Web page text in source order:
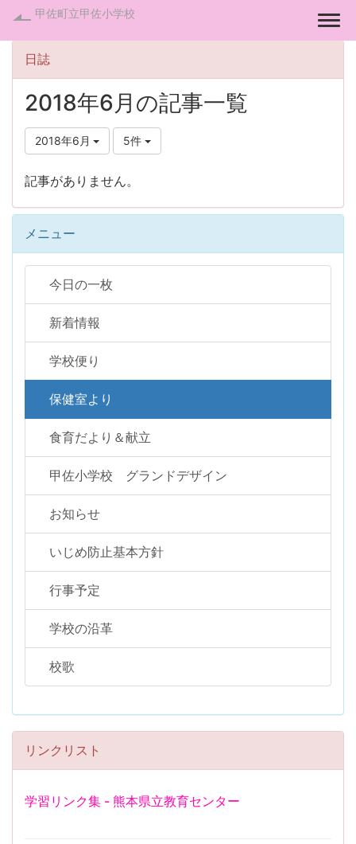
甲佐町立甲佐小学校
日誌
2018年6月の記事一覧
2018年6月 5件
記事がありません。
メニュー
今日の一枚
新着情報
学校便り
保健室より
食育だより＆献立
甲佐小学校 グランドデザイン
お知らせ
いじめ防止基本方針
行事予定
学校の沿革
校歌
リンクリスト
学習リンク集 - 熊本県立教育センター